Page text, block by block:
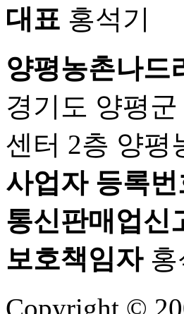
대표 홍석기
양평농촌나드
경기도 양평
센터 2층 양평
사업자 등록번
통신판매업신
보호책임자홍
Copyright ©